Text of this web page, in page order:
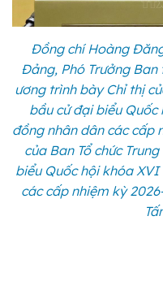
Đồng chí Hoàng
Đảng, Phó Trưởng Ban
ương trình bày Chỉ thị
bầu cử đại biểu
đồng nhân dân các cấp
của Ban Tổ chức
biểu Quốc hội khóa
các cấp nhiệm kỳ